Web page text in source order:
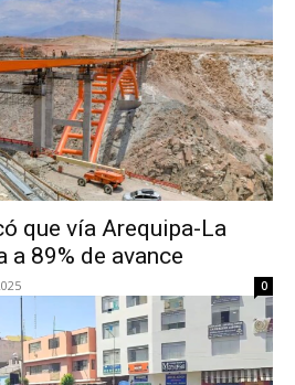
que vía Arequipa-La
a 89% de avance
0